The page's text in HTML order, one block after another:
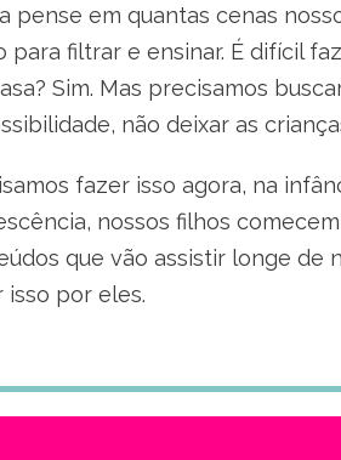
pense em quantas cenas
para filtrar e ensinar. É difícil
Sim. Mas precisamos
não deixar as
fazer isso agora, na
nossos filhos
que vão assistir longe de
isso por eles.